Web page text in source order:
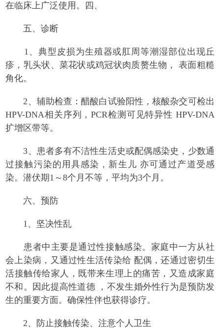
在临床上广泛使用。四、
五、诊断
1、典型皮损为生殖器或肛周等潮湿部位出现丘
疹，乳头状、菜花状或鸡冠状肉质赘生物， 表面粗糙
角化。
2、辅助检查：醋酸白试验阳性，核酸杂交可检出
HPV-DNA相关序列，PCR检测可见特异性 HPV-DNA
扩增区带等。
3、患者多有不洁性生活史或配偶感染史，少数通
过接触污染的用具感染，新生儿 亦可通过产道受感
染。潜伏期1～8个月不等，平均为3个月。
六、预防
1、坚决性乱
患者中主要是通过性接触感染。家庭中一方从社
会上染病，又通过性生活传染给 配偶，还通过密切生
活接触传给家人，既带来生理上的痛苦，又造成家庭
不和。因此提高性道德 ，不发生婚外性行为是预防发
生的重要方面。确保性伴也获得诊疗。
2、防止接触传染、注意个人卫生